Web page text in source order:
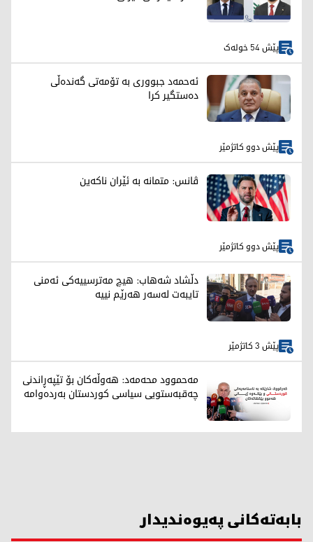
پێش 54 خولەک
ئەحمەد جبووری بە تۆمەتی گەندەڵی
دەستگیر کرا
پێش دوو کاتژمێر
ڤانس: متمانە بە ئێران ناکەین
پێش دوو کاتژمێر
دڵشاد شەهاب: هیچ مەترسییەکی ئەمنی
تایبەت لەسەر هەرێم نییە
پێش 3 کاتژمێر
مەحموود محەمەد: هەوڵەکان بۆ تێپەڕاندنی
چەقبەستویی سیاسی کوردستان بەردەوامە
بابەتەکانی پەیوەندیدار